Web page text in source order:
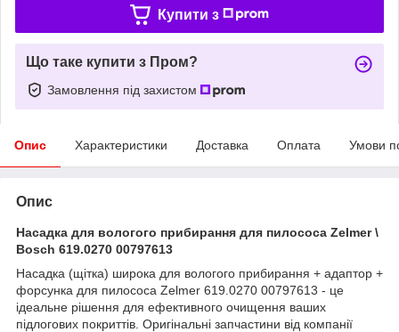
Купити з
Що таке купити з Пром?
Замовлення під захистом
Опис Характеристики Доставка Оплата Умови
Опис
Насадка для вологого прибирання для пилососа Zelmer \
Bosch 619.0270 00797613
Насадка (щітка) широка для вологого прибирання + адаптор +
форсунка для пилососа Zelmer 619.0270 00797613 - це
ідеальне рішення для ефективного очищення ваших
підлогових покриттів. Оригінальні запчастини від компанії